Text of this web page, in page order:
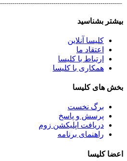
بیشتر بشناسید
کلیسا آنلاین
اعتقاد ما
ارتباط با کلیسا
همکاری با کلیسا
بخش های کلیسا
برگ نخست
پرسش و پاسخ
دریافت اپلیکشن زوم
راهنمای برنامه
اعضا کلیسا